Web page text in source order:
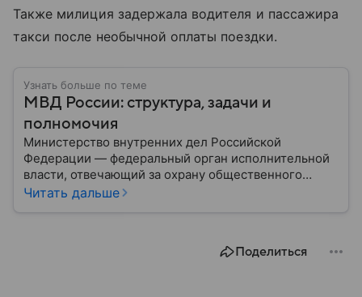
Также милиция задержала водителя и пассажира
такси после необычной оплаты поездки.
Узнать больше по теме
МВД России: структура, задачи и
полномочия
Министерство внутренних дел Российской
Федерации — федеральный орган исполнительной
власти, отвечающий за охрану общественного
порядка, борьбу с преступностью, обеспечение
России, какие задачи выполняет министерство, как
Читать дальше
Поделиться